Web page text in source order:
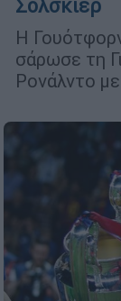
Σόλσκιερ
Η
σάρωσε τη
Ρονάλντο